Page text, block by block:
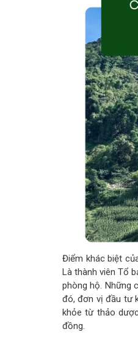
Điểm khác biệt
Là thành viên Tổ
phòng hộ. Những
đó, đơn vị đầu tư
khỏe từ thảo
đồng.